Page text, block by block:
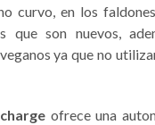
curvo, en los
que son nuevos,
ya que no
ofrece una